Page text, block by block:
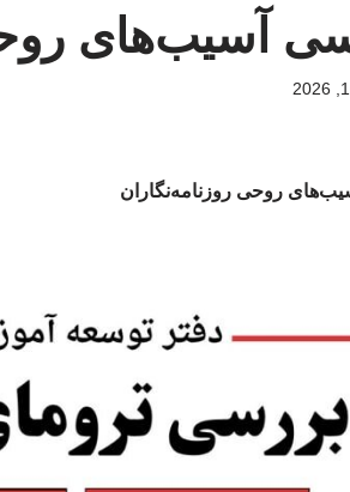
آسیب‌های
روحی روزنامه‌نگاران